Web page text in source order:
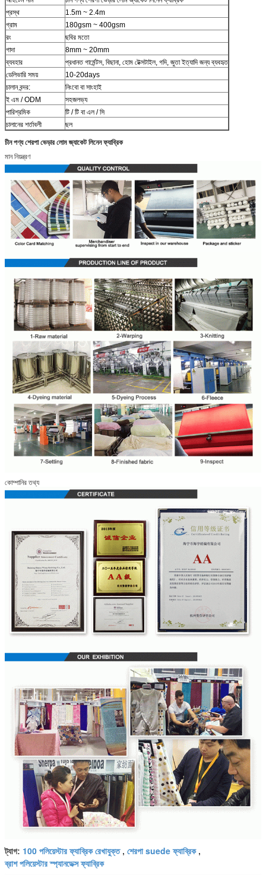
প্রস্থ
1.5m ~ 2.4m
গ্রাম
180gsm ~ 400gsm
রং
ছবির মতো
গাদা
8mm ~ 20mm
ব্যবহার
প্রধানত গার্মেন্টস, বিছানা, হোম টেক্সটাইল, গদি, জুতা ইত্যাদি জন্য ব্যবহৃত
ডেলিভারি সময়
10-20days
চালান বন্দর:
নিংবো বা সাংহাই
ই এম / ODM
সহজলভ্য
পারিশ্রমিক
টি / টি বা এল / সি
চালানের শর্তাবলী
ছল
চীন পণ্য শেরপা ভেড়ার লোম জ্যাকেট লিনেন ফ্যাব্রিক
মান নিয়ন্ত্রণ
কোম্পানির তথ্য
ট্যাগ: 100 পলিয়েস্টার ফ্যাব্রিক রেখাযুক্ত, শেরপা suede ফ্যাব্রিক,
ব্রাশ পলিয়েস্টার স্প্যানডেক্স ফ্যাব্রিক